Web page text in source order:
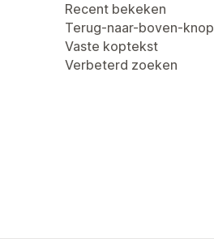
Recent bekeken
Terug-naar-boven-knop
Vaste koptekst
Verbeterd zoeken